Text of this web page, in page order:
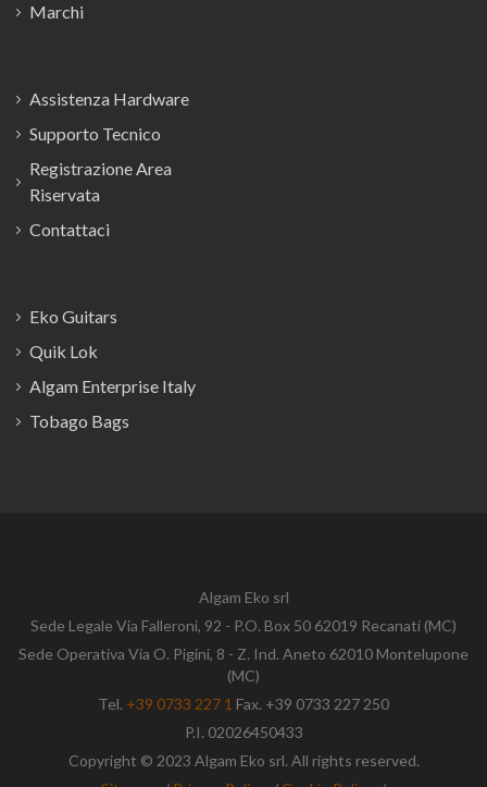
Marchi
Assistenza Hardware
Supporto Tecnico
Registrazione Area
Riservata
Contattaci
Eko Guitars
Quik Lok
Algam Enterprise Italy
Tobago Bags
Algam Eko srl
Sede Legale Via Falleroni, 92 - P.O. Box 50 62019 Recanati (MC)
Sede Operativa Via O. Pigini, 8 - Z. Ind. Aneto 62010 Montelupone
(MC)
Tel. +39 0733 227 1 Fax. +39 0733 227 250
P.I. 02026450433
Copyright © 2023 Algam Eko srl. All rights reserved.